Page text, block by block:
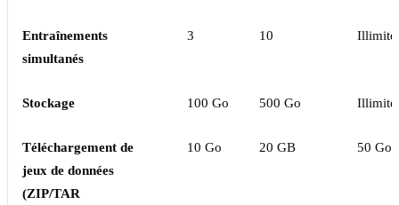
Entraînements
simultanés
3 10 Illimité
Stockage 100 Go 500 Go Illimité
Téléchargement de
jeux de données
(ZIP/TAR
10 Go 20 GB 50 Go